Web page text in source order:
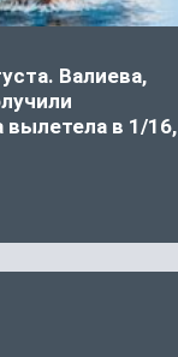
Валиева,
вылетела в 1/16,